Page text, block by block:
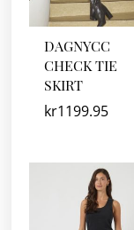
DAGNYCC
CHECK TIE
SKIRT
kr1199.95